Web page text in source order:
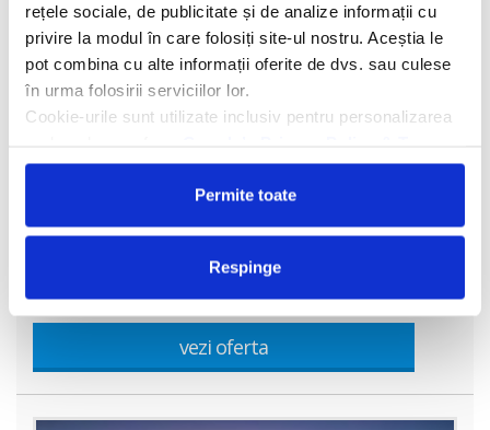
rețele sociale, de publicitate și de analize informații cu
privire la modul în care folosiți site-ul nostru. Aceștia le
pot combina cu alte informații oferite de dvs. sau culese
în urma folosirii serviciilor lor.
Cookie-urile sunt utilizate inclusiv pentru personalizarea
Permite toate
Respinge
celebrul district Art Deco din Miami, la 320 de metri de Muzeul de
Artă Bass, la 1,6 km de Terenul de golf Bayshore si de Parcul
vezi oferta